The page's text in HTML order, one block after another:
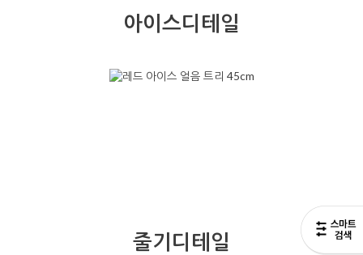
아이스디테일
줄기디테일